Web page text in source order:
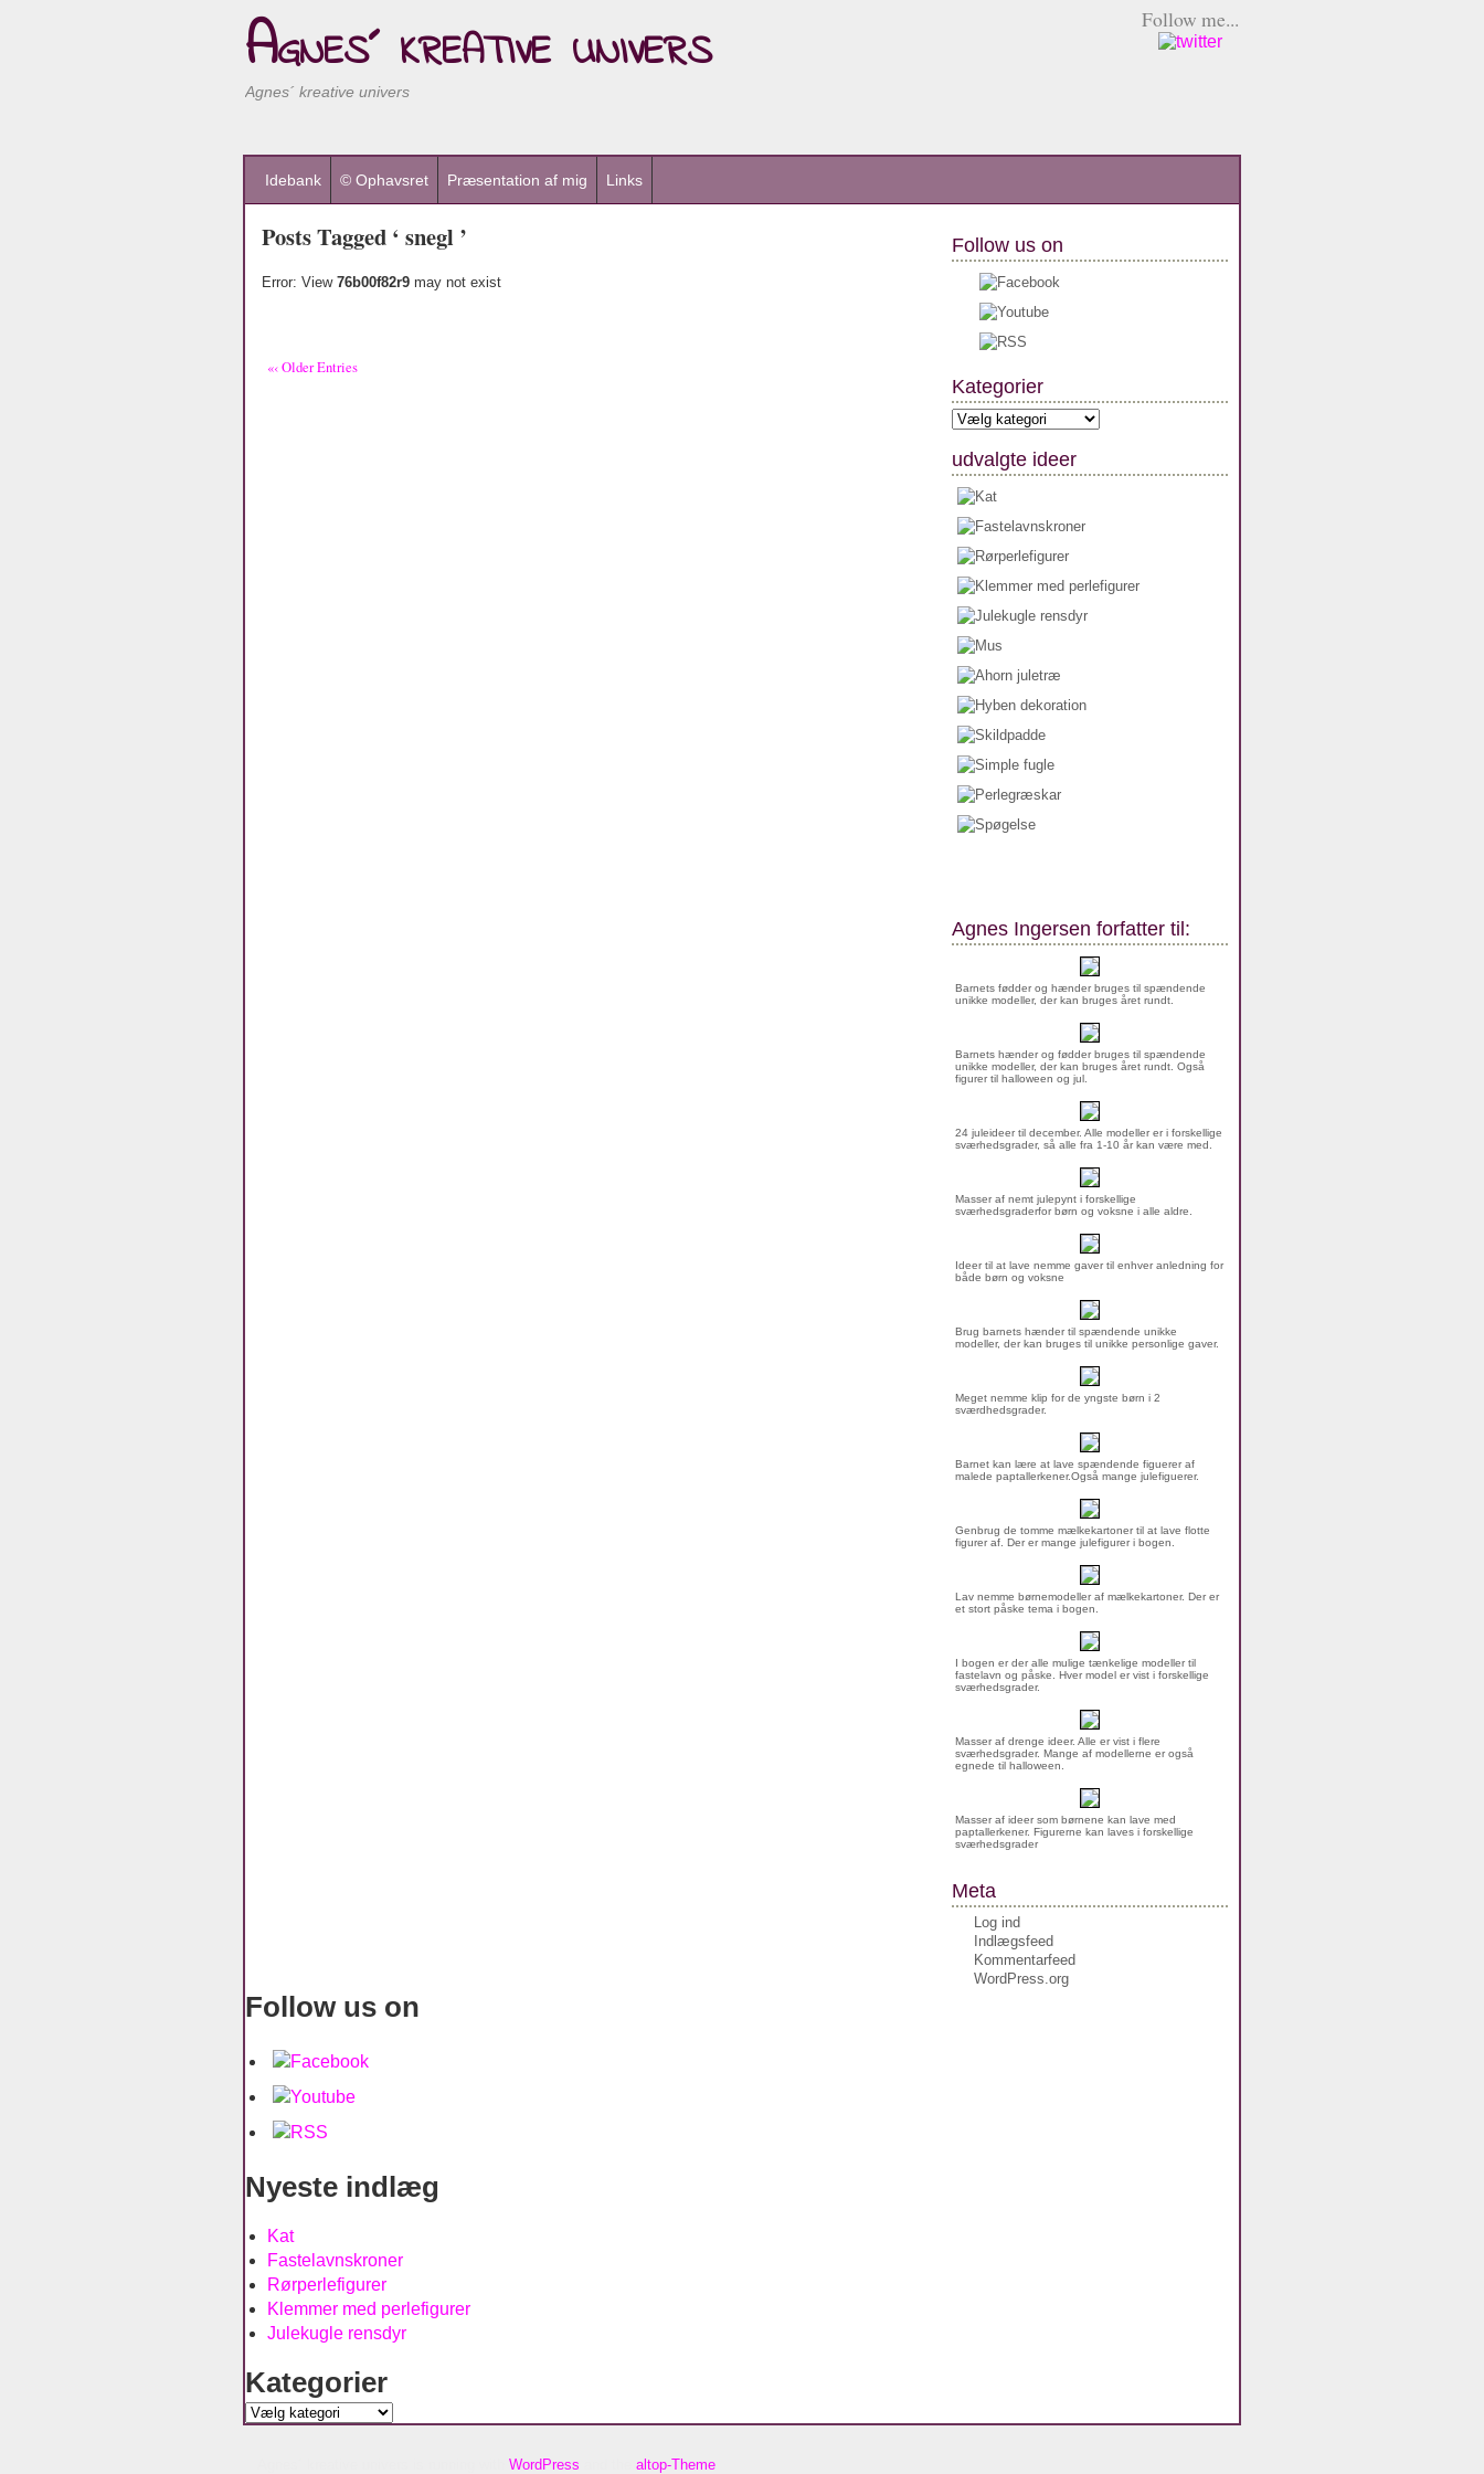
Follow me...
Agnes´ kreative univers
Agnes´ kreative univers
Idebank © Ophavsret Præsentation af mig Links
Posts Tagged ‘ snegl ’
Error: View 76b00f82r9 may not exist
«‹ Older Entries
Follow us on
Kategorier
Kategorier
udvalgte ideer
Agnes Ingersen forfatter til:
Barnets fødder og hænder bruges til spændende
unikke modeller, der kan bruges året rundt.
Barnets hænder og fødder bruges til spændende
unikke modeller, der kan bruges året rundt. Også
figurer til halloween og jul.
24 juleideer til december. Alle modeller er i forskellige
sværhedsgrader, så alle fra 1-10 år kan være med.
Masser af nemt julepynt i forskellige
sværhedsgraderfor børn og voksne i alle aldre.
Ideer til at lave nemme gaver til enhver anledning for
både børn og voksne
Brug barnets hænder til spændende unikke
modeller, der kan bruges til unikke personlige gaver.
Meget nemme klip for de yngste børn i 2
sværdhedsgrader.
Barnet kan lære at lave spændende figuerer af
malede paptallerkener.Også mange julefiguerer.
Genbrug de tomme mælkekartoner til at lave flotte
figurer af. Der er mange julefigurer i bogen.
Lav nemme børnemodeller af mælkekartoner. Der er
et stort påske tema i bogen.
I bogen er der alle mulige tænkelige modeller til
fastelavn og påske. Hver model er vist i forskellige
sværhedsgrader.
Masser af drenge ideer. Alle er vist i flere
sværhedsgrader. Mange af modellerne er også
egnede til halloween.
Masser af ideer som børnene kan lave med
paptallerkener. Figurerne kan laves i forskellige
sværhedsgrader
Meta
Log ind
Indlægsfeed
Kommentarfeed
WordPress.org
Follow us on
Nyeste indlæg
Kat
Fastelavnskroner
Rørperlefigurer
Klemmer med perlefigurer
Julekugle rensdyr
Kategorier
Kategorier
WordPress altop-Theme